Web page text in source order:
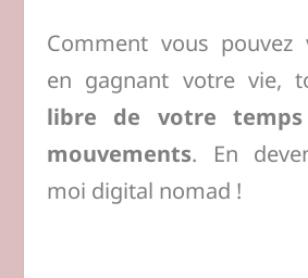
Comment vous pouvez
en gagnant votre vie,
libre de votre
mouvements. En
moi digital nomad !